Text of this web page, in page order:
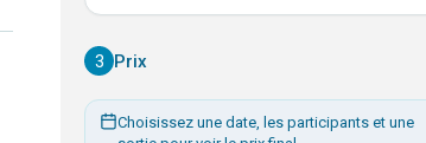
3 Prix
Choisissez une date, les participants et une